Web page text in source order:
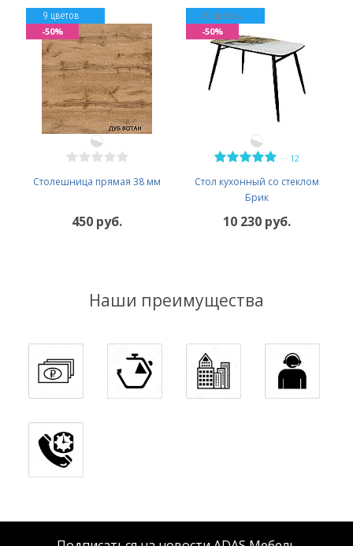
Столешница прямая 38 мм
9 цветов
450 руб.
-50%
12
Стол кухонный со стеклом
Брик
30 цветов
10 230 руб.
-50%
Наши преимущества